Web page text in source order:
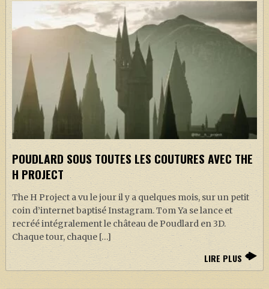
POUDLARD SOUS TOUTES LES COUTURES AVEC THE
H PROJECT
The H Project a vu le jour il y a quelques mois, sur un petit
coin d’internet baptisé Instagram. Tom Ya se lance et
recréé intégralement le château de Poudlard en 3D.
Chaque tour, chaque […]
LIRE PLUS